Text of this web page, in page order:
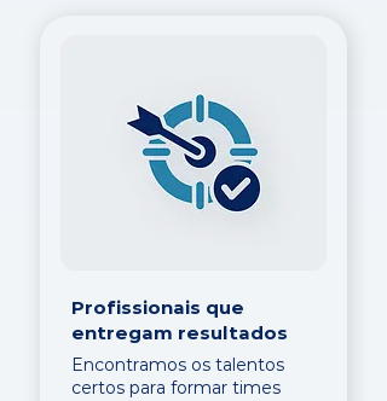
Profissionais que
entregam resultados
Encontramos os talentos
certos para formar times